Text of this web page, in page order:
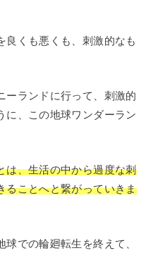
良くも悪くも、刺激的なも
ーランドに行って、刺激的
に、この地球ワンダーラン
は、生活の中から過度な刺
ることへと繋がっていきま
での輪廻転生を終えて、